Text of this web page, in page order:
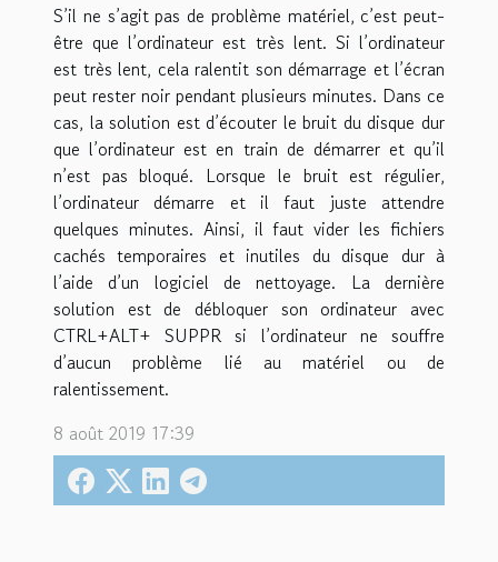
S’il ne s’agit pas de problème matériel, c’est peut-
être que l’ordinateur est très lent. Si l’ordinateur
est très lent, cela ralentit son démarrage et l’écran
peut rester noir pendant plusieurs minutes. Dans ce
cas, la solution est d’écouter le bruit du disque dur
que l’ordinateur est en train de démarrer et qu’il
n’est pas bloqué. Lorsque le bruit est régulier,
l’ordinateur démarre et il faut juste attendre
quelques minutes. Ainsi, il faut vider les fichiers
cachés temporaires et inutiles du disque dur à
l’aide d’un logiciel de nettoyage. La dernière
solution est de débloquer son ordinateur avec
CTRL+ALT+ SUPPR si l’ordinateur ne souffre
d’aucun problème lié au matériel ou de
ralentissement.
8 août 2019 17:39